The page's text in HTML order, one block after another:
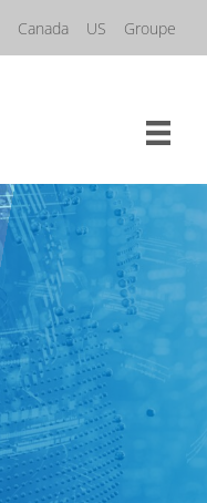
Canada US Groupe